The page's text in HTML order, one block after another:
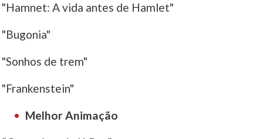
"Hamnet: A vida antes de Hamlet"
"Bugonia"
"Sonhos de trem"
"Frankenstein"
Melhor Animação